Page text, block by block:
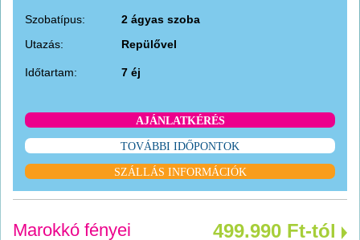
Szobatípus:
2 ágyas szoba
Utazás:
Repülővel
Időtartam: 7 éj
AJÁNLATKÉRÉS
TOVÁBBI IDŐPONTOK
SZÁLLÁS INFORMÁCIÓK
Marokkó fényei 499.990 Ft-tól